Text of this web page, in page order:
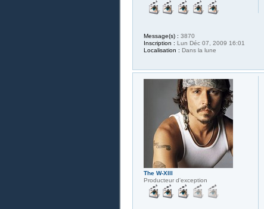
Message(s) : 3870
Inscription : Lun Déc 07, 2009 16:01
Localisation : Dans la lune
The W-XIII
Producteur d'exception